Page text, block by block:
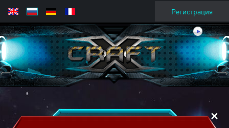
Регистрация